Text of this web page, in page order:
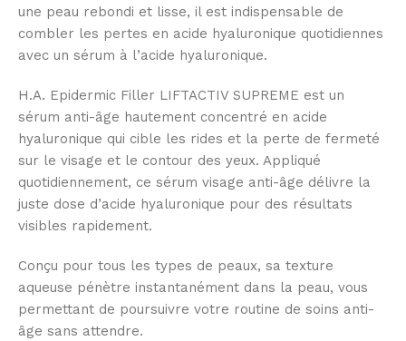
une peau rebondi et lisse, il est indispensable de
combler les pertes en acide hyaluronique quotidiennes
avec un sérum à l’acide hyaluronique.
H.A. Epidermic Filler LIFTACTIV SUPREME est un
sérum anti-âge hautement concentré en acide
hyaluronique qui cible les rides et la perte de fermeté
sur le visage et le contour des yeux. Appliqué
quotidiennement, ce sérum visage anti-âge délivre la
juste dose d’acide hyaluronique pour des résultats
visibles rapidement.
Conçu pour tous les types de peaux, sa texture
aqueuse pénètre instantanément dans la peau, vous
permettant de poursuivre votre routine de soins anti-
âge sans attendre.